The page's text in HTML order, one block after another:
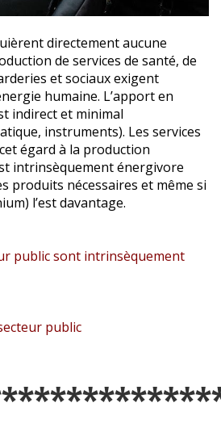
directement aucune
de services de santé, de
et sociaux exigent
humaine. L’apport en
indirect et minimal
instruments). Les services
égard à la production
intrinsèquement énergivore
produits nécessaires et même si
l’est davantage.
public sont intrinsèquement
public